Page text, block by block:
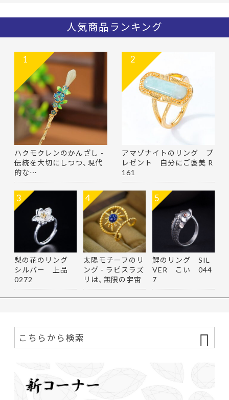
人気商品ランキング
ハクモクレンのかんざし -
伝統を大切にしつつ、現代
的な…
1
アマゾナイトのリング プ
レゼント 自分にご褒美 R
161
2
梨の花のリング
シルバー 上品
0272
3
太陽モチーフのリ
ング - ラピスラズ
リは、無限の宇宙
を思…
4
鯉のリング SIL
VER こい 044
7
5